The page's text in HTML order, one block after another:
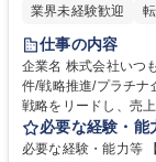
業界未経験歓迎
仕事の内容
企業名 株式会社いつも 求人名 ECリードディレクター【大手ブランド案
件/戦略推進/プラチナ企業100選選出】
戦略をリードし、売
行、サイト改善、KPI
ションでプロジェクトを推進します。 ■
必要な経験・能
必要な経験・能力等